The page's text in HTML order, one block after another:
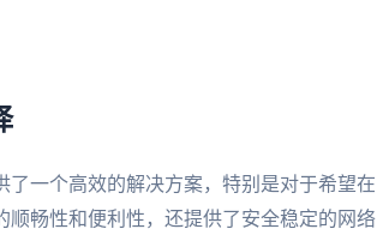
一个高效的解决方案，特别是对于希望在
畅性和便利性，还提供了安全稳定的网络